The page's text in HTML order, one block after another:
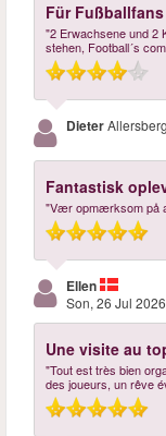
Für Fußballfans
"2 Erwachsene und 2
stehen, Football´s
DieterAllersberg
Fantastisk
"Vær opmærksom på
Ellen
Son, 26 Jul 2026
Une visite au
"Tout est très bien
des joueurs, un rêve